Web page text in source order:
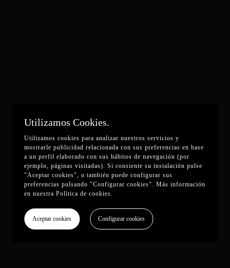
Utilizamos Cookies.
Utilizamos cookies para analizar nuestros servicios y
mostrarle publicidad relacionada con sus preferencias en base
a un perfil elaborado con sus hábitos de navegación (por
ejemplo, páginas visitadas). Si consiente su instalación pulse
"Aceptar cookies", o también puede configurar sus
preferencias pulsando "Configurar cookies". Más información
en nuestraPolítica de cookies.
Aceptar cookies Configurar cookies